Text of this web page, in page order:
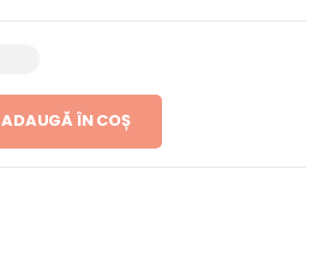
ADAUGĂ ÎN COȘ